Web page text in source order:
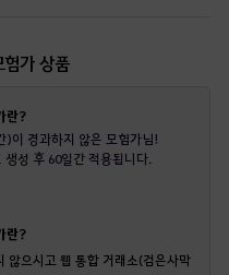
가 상품
란?
)이 경과하지 않은 모험가님!
성 후 60일간 적용됩니다.
란?
않으시고 웹 통합 거래소(검은사막